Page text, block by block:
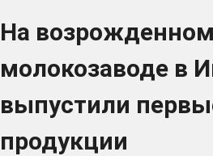
На возрожденном
молокозаводе в
выпустили
продукции